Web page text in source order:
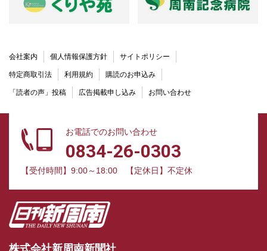
会社案内 個人情報保護方針 サイトポリシー
特定商取引法 利用規約 購読のお申込み
「読者の声」投稿 広告掲載申し込み お問い合わせ
お電話でのお問い合わせ
0834-26-0303
【受付時間】9:00～18:00 【定休日】不定休
株式会社新周南新聞社